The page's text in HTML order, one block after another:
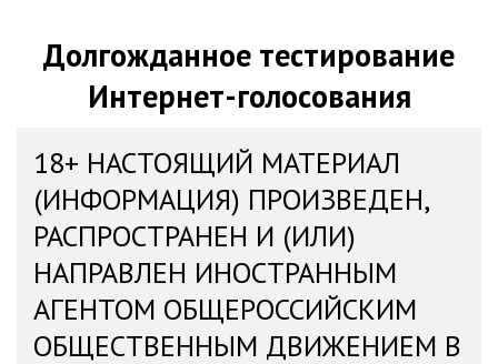
Долгожданное тестирование
Интернет-голосования
18+ НАСТОЯЩИЙ МАТЕРИАЛ
(ИНФОРМАЦИЯ) ПРОИЗВЕДЕН,
РАСПРОСТРАНЕН И (ИЛИ)
НАПРАВЛЕН ИНОСТРАННЫМ
АГЕНТОМ ОБЩЕРОССИЙСКИМ
ОБЩЕСТВЕННЫМ ДВИЖЕНИЕМ В